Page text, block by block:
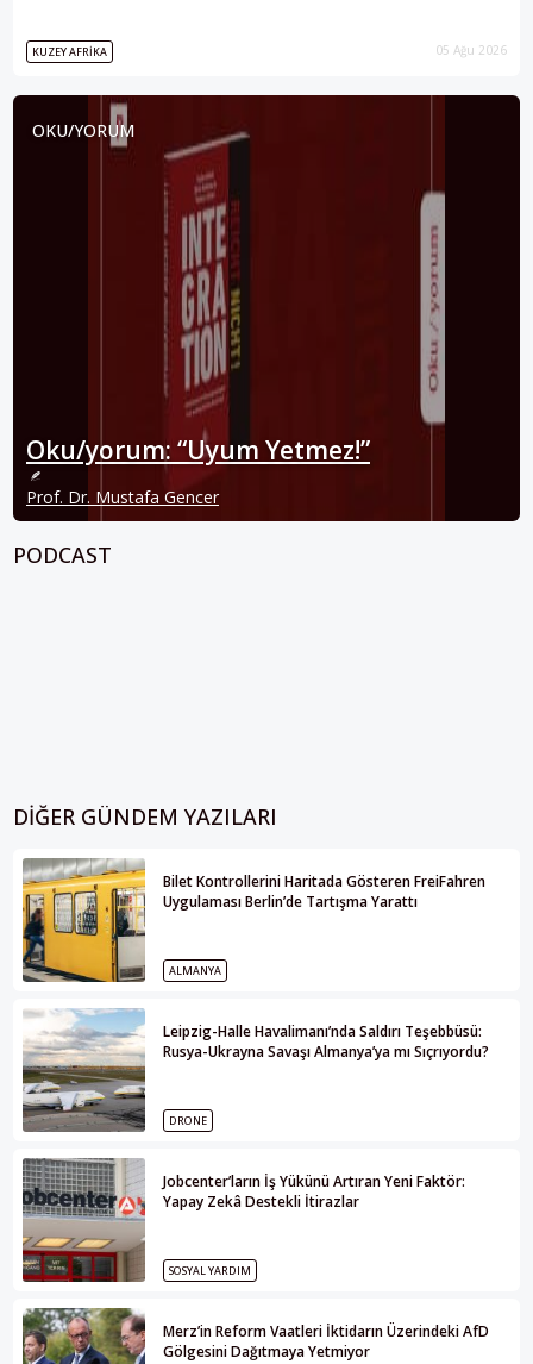
KUZEY AFRIKA 05 Ağu 2026
OKU/YORUM
Oku/yorum: “Uyum Yetmez!”
Prof. Dr. Mustafa Gencer
PODCAST
DIĞER GÜNDEM YAZILARI
Bilet Kontrollerini Haritada Gösteren FreiFahren
Uygulaması Berlin’de Tartışma Yarattı
ALMANYA
Leipzig-Halle Havalimanı’nda Saldırı Teşebbüsü:
Rusya-Ukrayna Savaşı Almanya’ya mı Sıçrıyordu?
DRONE
Jobcenter’ların İş Yükünü Artıran Yeni Faktör:
Yapay Zekâ Destekli İtirazlar
SOSYAL YARDIM
Merz’in Reform Vaatleri İktidarın Üzerindeki AfD
Gölgesini Dağıtmaya Yetmiyor